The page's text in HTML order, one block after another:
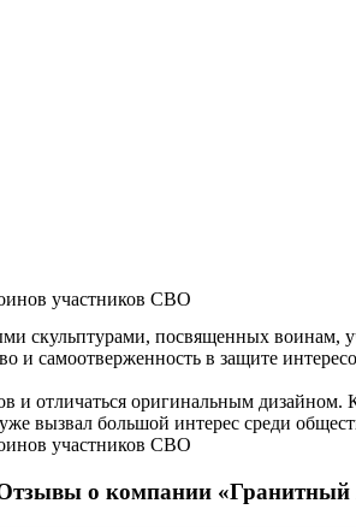
участников СВО
скульптурами, посвященных
и самоотверженность в защите
отличаться оригинальным дизайном.
вызвал большой интерес среди
участников СВО
о компании «Гранитный